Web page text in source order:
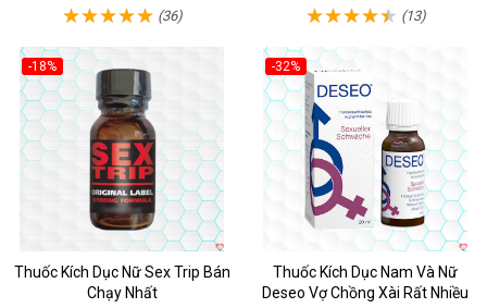
(36) (13)
-18%
Thuốc Kích Dục Nữ Sex Trip Bán
Chạy Nhất
-32%
Thuốc Kích Dục Nam Và Nữ
Deseo Vợ Chồng Xài Rất Nhiều